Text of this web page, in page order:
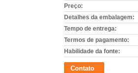
Preço:
Detalhes da embalagem:
Tempo de entrega:
Termos de pagamento:
Habilidade da fonte:
Contato